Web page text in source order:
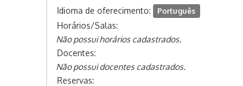
Idioma de oferecimento: Português
Horários/Salas:
Não possui horários cadastrados.
Docentes:
Não possui docentes cadastrados.
Reservas: